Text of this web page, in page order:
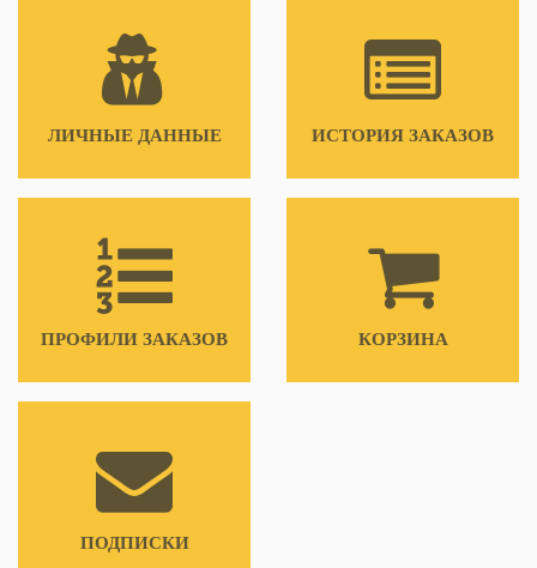
ЛИЧНЫЕ ДАННЫЕ ИСТОРИЯ ЗАКАЗОВ
ПРОФИЛИ ЗАКАЗОВ КОРЗИНА
ПОДПИСКИ